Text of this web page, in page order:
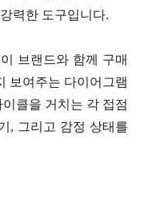
력한 도구입니다.
브랜드와 함께 구매
보여주는 다이어그램
클을 거치는 각 접점
, 그리고 감정 상태를